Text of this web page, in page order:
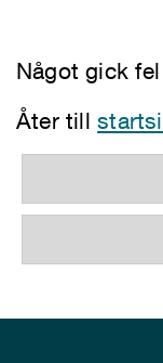
Något gick
Åter till